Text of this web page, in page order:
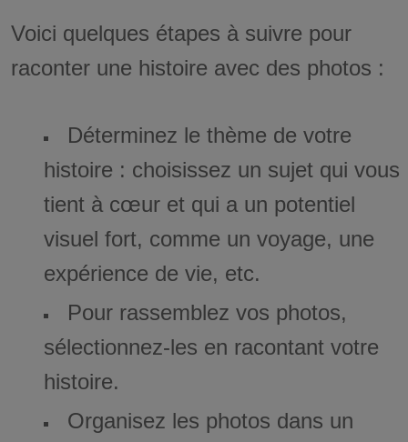
Voici quelques étapes à suivre pour
raconter une histoire avec des photos :
Déterminez le thème de votre
histoire : choisissez un sujet qui vous
tient à cœur et qui a un potentiel
visuel fort, comme un voyage, une
expérience de vie, etc.
Pour rassemblez vos photos,
sélectionnez-les en racontant votre
histoire.
Organisez les photos dans un